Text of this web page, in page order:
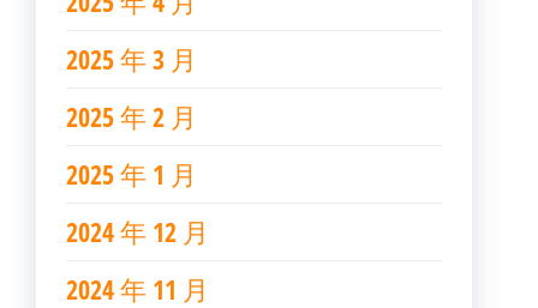
2025 年 3 月
2025 年 2 月
2025 年 1 月
2024 年 12 月
2024 年 11 月